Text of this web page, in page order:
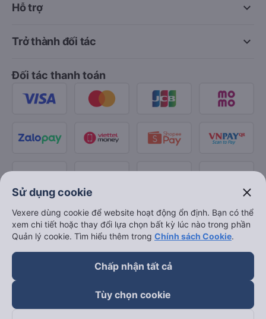
keyboard_arrow_down
Hỗ trợ
keyboard_arrow_down
Trở thành đối tác
Đối tác thanh toán
Sử dụng cookie close
Vexere dùng cookie để website hoạt động ổn định. Bạn có thể
xem chi tiết hoặc thay đổi lựa chọn bất kỳ lúc nào trong phần
Quản lý cookie. Tìm hiểu thêm trong Chính sách Cookie.
Chấp nhận tất cả
Tùy chọn cookie